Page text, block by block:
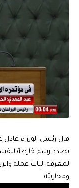
قال رئيس الوزراء
بصدد رسم خارطة
لمعرفة اليات عمله
ومحاربته